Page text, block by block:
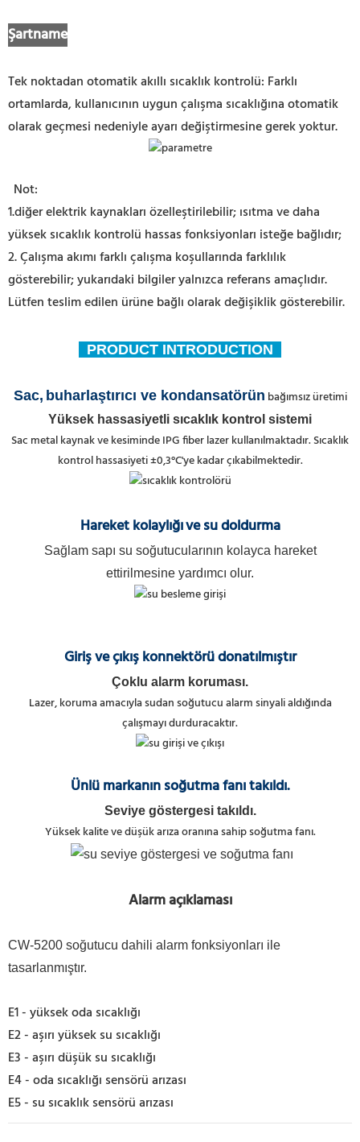
Şartname
Tek noktadan otomatik akıllı sıcaklık kontrolü: Farklı
ortamlarda, kullanıcının uygun çalışma sıcaklığına otomatik
olarak geçmesi nedeniyle ayarı değiştirmesine gerek yoktur.
Not:
1.diğer elektrik kaynakları özelleştirilebilir; ısıtma ve daha
yüksek sıcaklık kontrolü hassas fonksiyonları isteğe bağlıdır;
2. Çalışma akımı farklı çalışma koşullarında farklılık
gösterebilir; yukarıdaki bilgiler yalnızca referans amaçlıdır.
Lütfen teslim edilen ürüne bağlı olarak değişiklik gösterebilir.
PRODUCT INTRODUCTION
Sac, buharlaştırıcı ve kondansatörün bağımsız üretimi
Yüksek hassasiyetli sıcaklık kontrol sistemi
Sac metal kaynak ve kesiminde IPG fiber lazer kullanılmaktadır. Sıcaklık
kontrol hassasiyeti ±0,3°C'ye kadar çıkabilmektedir.
Hareket kolaylığıve su doldurma
Sağlam sapı su soğutucularının kolayca hareket
ettirilmesine yardımcı olur.
Giriş ve çıkış konnektörü donatılmıştır
Çoklu alarm koruması.
Lazer, koruma amacıyla sudan soğutucu alarm sinyali aldığında
çalışmayı durduracaktır.
Ünlü markanın soğutma fanı takıldı.
Seviye göstergesi takıldı.
Yüksek kalite ve düşük arıza oranına sahip soğutma fanı.
Alarm açıklaması
CW-5200 soğutucu dahili alarm fonksiyonları ile
tasarlanmıştır.
E1 - yüksek oda sıcaklığı
E2 - aşırı yüksek su sıcaklığı
E3 - aşırı düşük su sıcaklığı
E4 - oda sıcaklığı sensörü arızası
E5 - su sıcaklık sensörü arızası